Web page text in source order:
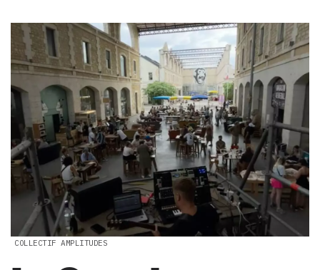
COLLECTIF AMPLITUDES